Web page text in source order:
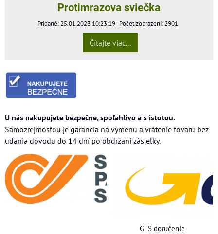
Protimrazova sviečka
Pridané: 25.01.2023 10:23:19 Počet zobrazení: 2901
Čítajte viac...
U nás nakupujete bezpečne, spoľahlivo a s istotou.
Samozrejmosťou je garancia na výmenu a vrátenie tovaru bez
udania dôvodu do 14 dní po obdržaní zásielky.
GLS doručenie